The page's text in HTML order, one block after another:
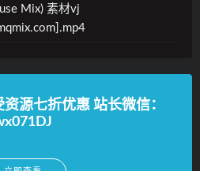
Mix) 素材vj
源七折优惠 站长微信：